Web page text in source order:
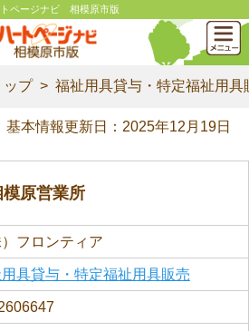
ページナビ 相模原市版
ップ 福祉用具貸与・特定福祉用具
基本情報更新日：2025年12月19日
原営業所
）フロンティア
具貸与・特定福祉用具販売